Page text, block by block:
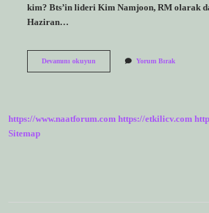
kim? Bts’in lideri Kim Namjoon, RM olarak
Haziran…
Devamını okuyunBts
Yorum Bırak
https://www.naatforum.com https://etkilicv.com
Sitemap